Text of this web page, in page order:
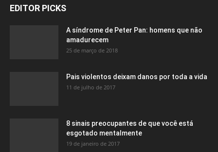
EDITOR PICKS
A síndrome de Peter Pan: homens que não
amadurecem
25 de março de 2018
Pais violentos deixam danos por toda a vida
11 de julho de 2017
8 sinais preocupantes de que você está
esgotado mentalmente
19 de janeiro de 2017